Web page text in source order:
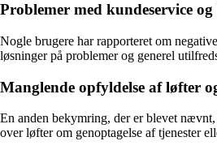
Problemer med kundeservice
Nogle brugere har rapporteret om
løsninger på problemer og generel
Manglende opfyldelse af løfter
En anden bekymring, der er blevet
over løfter om genoptagelse af tjenester